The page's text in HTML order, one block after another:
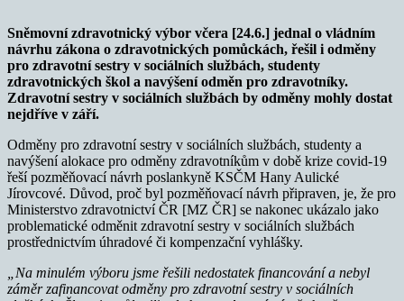
Sněmovní zdravotnický výbor včera [24.6.] jednal o vládním
návrhu zákona o zdravotnických pomůckách, řešil i odměny
pro zdravotní sestry v sociálních službách, studenty
zdravotnických škol a navýšení odměn pro zdravotníky.
Zdravotní sestry v sociálních službách by odměny mohly dostat
nejdříve v září.
Odměny pro zdravotní sestry v sociálních službách, studenty a
navýšení alokace pro odměny zdravotníkům v době krize covid-19
řeší pozměňovací návrh poslankyně KSČM Hany Aulické
Jírovcové. Důvod, proč byl pozměňovací návrh připraven, je, že pro
Ministerstvo zdravotnictví ČR [MZ ČR] se nakonec ukázalo jako
problematické odměnit zdravotní sestry v sociálních službách
prostřednictvím úhradové či kompenzační vyhlášky.
„Na minulém výboru jsme řešili nedostatek financování a nebyl
záměr zafinancovat odměny pro zdravotní sestry v sociálních